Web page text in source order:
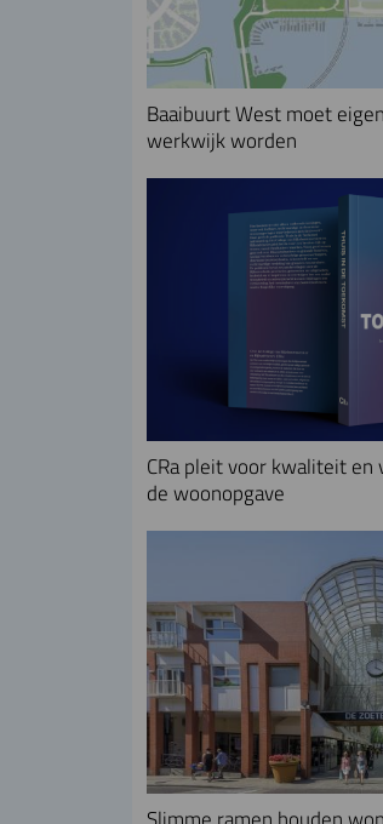
Baaibuurt West moet
werkwijk worden
CRa pleit voor kwaliteit
de woonopgave